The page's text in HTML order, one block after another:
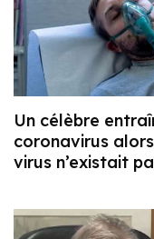
Un célèbre
coronavirus
virus n’existait